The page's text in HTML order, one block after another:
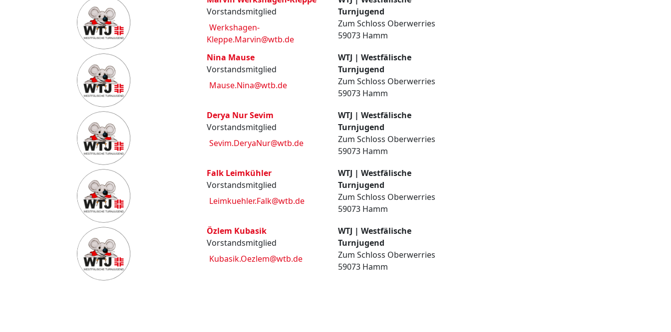
Vorstandsmitglied
Werkshagen-
Kleppe.Marvin@wtb.de
Turnjugend
Zum Schloss Oberwerries
59073 Hamm
Nina Mause
Vorstandsmitglied
Mause.Nina@wtb.de
WTJ | Westfälische
Turnjugend
Zum Schloss Oberwerries
59073 Hamm
Derya Nur Sevim
Vorstandsmitglied
Sevim.DeryaNur@wtb.de
WTJ | Westfälische
Turnjugend
Zum Schloss Oberwerries
59073 Hamm
Falk Leimkühler
Vorstandsmitglied
Leimkuehler.Falk@wtb.de
WTJ | Westfälische
Turnjugend
Zum Schloss Oberwerries
59073 Hamm
Özlem Kubasik
Vorstandsmitglied
Kubasik.Oezlem@wtb.de
WTJ | Westfälische
Turnjugend
Zum Schloss Oberwerries
59073 Hamm